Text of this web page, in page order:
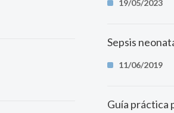
19/05/2023
Sepsis
11/06/2019
Guía práctica